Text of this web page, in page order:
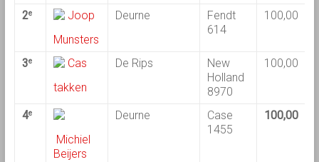
2e
Joop
Munsters
Deurne
Fendt
614
100,00
3e
Cas
takken
De Rips
New
Holland
8970
100,00
4e
Michiel
Beijers
Deurne
Case
1455
100,00